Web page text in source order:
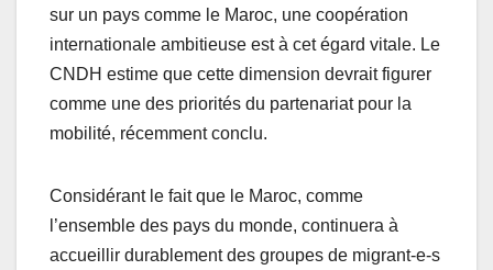
sur un pays comme le Maroc, une coopération
internationale ambitieuse est à cet égard vitale. Le
CNDH estime que cette dimension devrait figurer
comme une des priorités du partenariat pour la
mobilité, récemment conclu.
Considérant le fait que le Maroc, comme
l’ensemble des pays du monde, continuera à
accueillir durablement des groupes de migrant-e-s